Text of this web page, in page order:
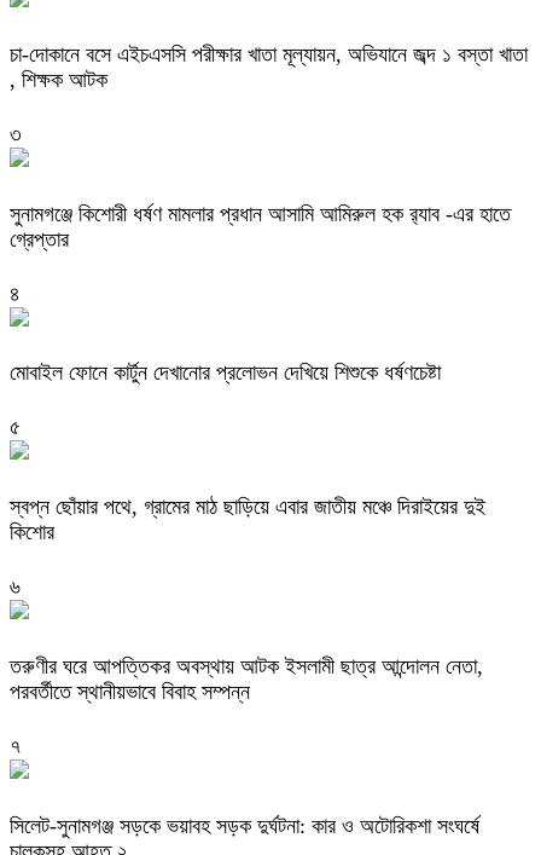
চা-দোকানে বসে এইচএসসি পরীক্ষার খাতা মূল্যায়ন, অভিযানে জব্দ ১ বস্তা খাতা
, শিক্ষক আটক
৩
‎সুনামগঞ্জে কিশোরী ধর্ষণ মামলার প্রধান আসামি আমিরুল হক র‌্যাব -এর হাতে
গ্রেপ্তার
৪
মোবাইল ফোনে কার্টুন দেখানোর প্রলোভন দেখিয়ে শিশুকে ধর্ষণচেষ্টা
৫
স্বপ্ন ছোঁয়ার পথে, গ্রামের মাঠ ছাড়িয়ে এবার জাতীয় মঞ্চে দিরাইয়ের দুই
কিশোর
৬
তরুণীর ঘরে আপত্তিকর অবস্থায় আটক ইসলামী ছাত্র আন্দোলন নেতা,
পরবর্তীতে স্থানীয়ভাবে বিবাহ সম্পন্ন
৭
সিলেট-সুনামগঞ্জ সড়কে ভয়াবহ সড়ক দুর্ঘটনা: কার ও অটোরিকশা সংঘর্ষে